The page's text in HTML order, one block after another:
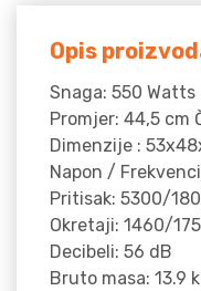
Opis
Snaga: 550 Watts
Promjer: 44,5 cm
Dimenzije :
Napon /
Pritisak: 5300/
Okretaji: 1460/
Decibeli: 56 dB
Bruto masa: 13.9